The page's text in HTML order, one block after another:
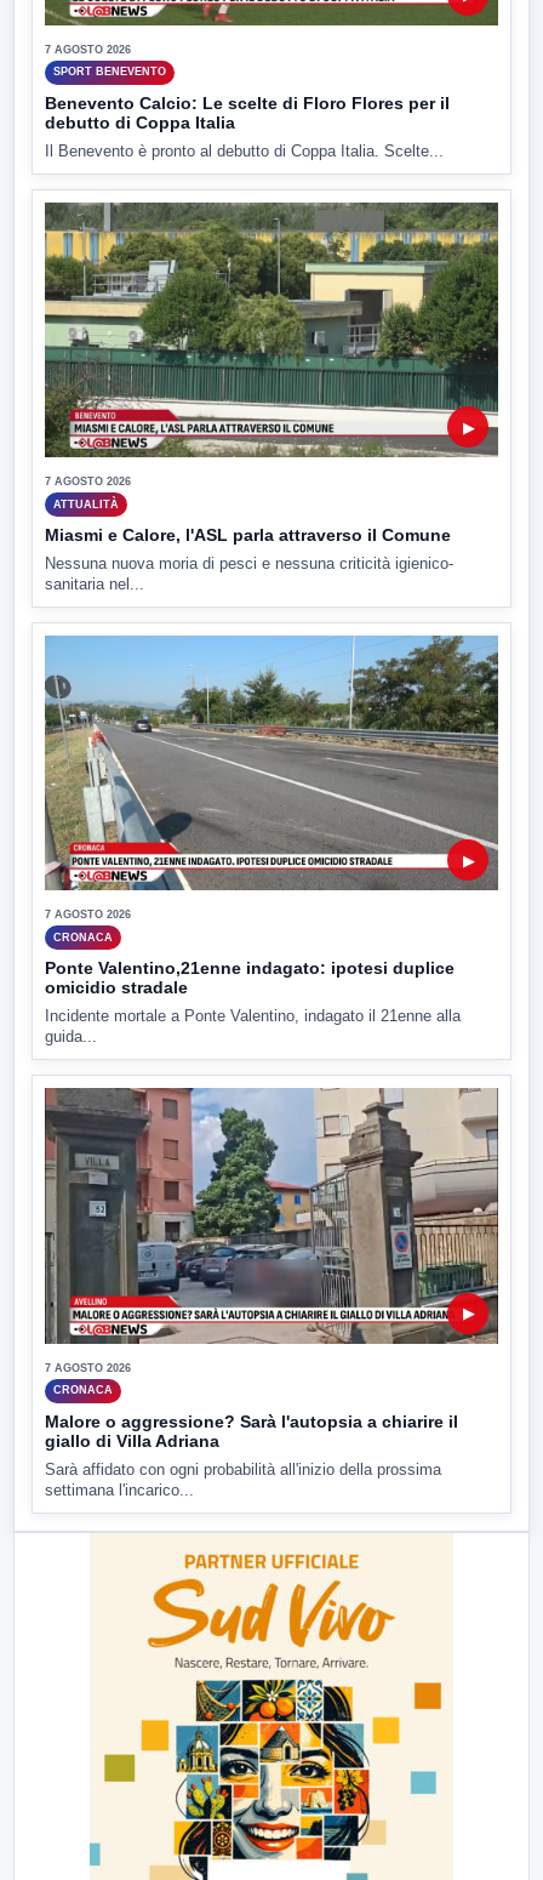
7 AGOSTO 2026
SPORT BENEVENTO
Benevento Calcio: Le scelte di Floro Flores per il
debutto di Coppa Italia
Il Benevento è pronto al debutto di Coppa Italia. Scelte...
▶
7 AGOSTO 2026
ATTUALITÀ
Miasmi e Calore, l'ASL parla attraverso il Comune
Nessuna nuova moria di pesci e nessuna criticità igienico-
sanitaria nel...
▶
7 AGOSTO 2026
CRONACA
Ponte Valentino,21enne indagato: ipotesi duplice
omicidio stradale
Incidente mortale a Ponte Valentino, indagato il 21enne alla
guida...
▶
7 AGOSTO 2026
CRONACA
Malore o aggressione? Sarà l'autopsia a chiarire il
giallo di Villa Adriana
Sarà affidato con ogni probabilità all'inizio della prossima
settimana l'incarico...